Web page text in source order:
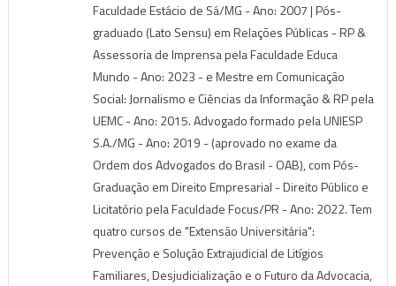
Faculdade Estácio de Sá/MG - Ano: 2007 | Pós-
graduado (Lato Sensu) em Relações Públicas - RP &
Assessoria de Imprensa pela Faculdade Educa
Mundo - Ano: 2023 - e Mestre em Comunicação
Social: Jornalismo e Ciências da Informação & RP pela
UEMC - Ano: 2015. Advogado formado pela UNIESP
S.A./MG - Ano: 2019 - (aprovado no exame da
Ordem dos Advogados do Brasil - OAB), com Pós-
Graduação em Direito Empresarial - Direito Público e
Licitatório pela Faculdade Focus/PR - Ano: 2022. Tem
quatro cursos de "Extensão Universitária":
Prevenção e Solução Extrajudicial de Litígios
Familiares, Desjudicialização e o Futuro da Advocacia,